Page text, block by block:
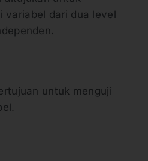
variabel dari dua level
untuk menguji